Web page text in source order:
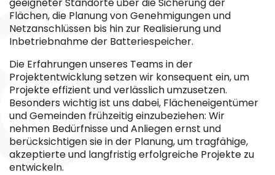
Flächen, die Planung von Genehmigungen und
Netzanschlüssen bis hin zur Realisierung und
Inbetriebnahme der Batteriespeicher.
Die Erfahrungen unseres Teams in der
Projektentwicklung setzen wir konsequent ein, um
Projekte effizient und verlässlich umzusetzen.
Besonders wichtig ist uns dabei, Flächeneigentümer
und Gemeinden frühzeitig einzubeziehen: Wir
nehmen Bedürfnisse und Anliegen ernst und
berücksichtigen sie in der Planung, um tragfähige,
akzeptierte und langfristig erfolgreiche Projekte zu
entwickeln.